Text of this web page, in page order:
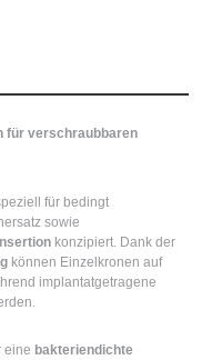
für verschraubbaren
für bedingt
sowie
konzipiert. Dank der
können Einzelkronen auf
implantatgetragene
eine bakteriendichte